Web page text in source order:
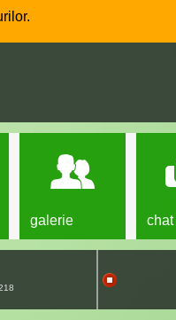
galerie chat